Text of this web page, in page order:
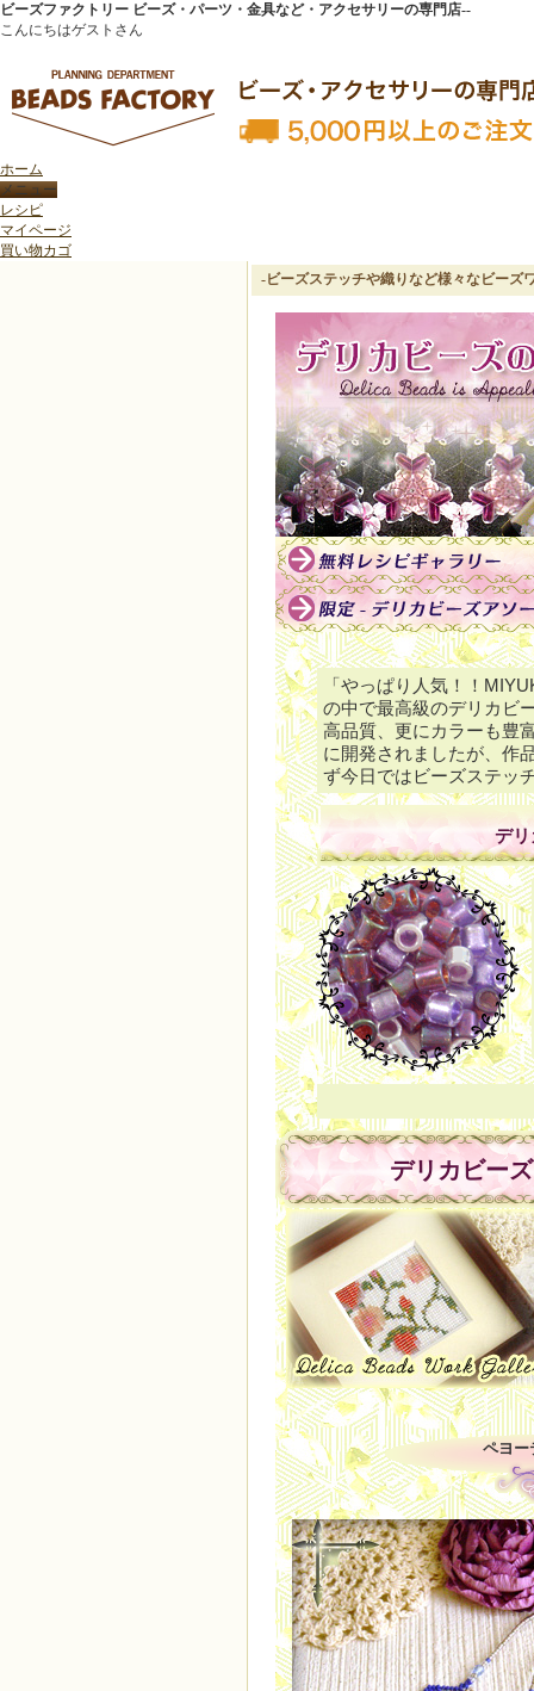
ビーズファクトリー ビーズ・パーツ・金具など・アクセサリーの専門店--
こんにちはゲストさん
ホーム
レシピ
マイページ
買い物カゴ
-ビーズステッチや織りなど様々なビーズ
「やっぱり人気！！
の中で最高級のデリカビ
高品質、更にカラーも豊
に開発されましたが、作
ず今日ではビーズステッ
デ
デリカビー
ペヨー